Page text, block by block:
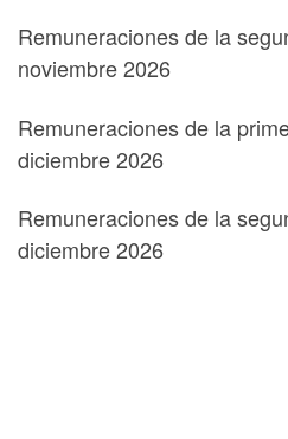
Remuneraciones de la
noviembre 2026
Remuneraciones de la
diciembre 2026
Remuneraciones de la
diciembre 2026